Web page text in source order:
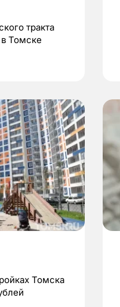
тракта
Томске
Томска